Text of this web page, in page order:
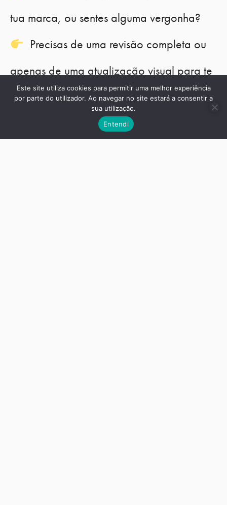
tua marca, ou sentes alguma vergonha?
Precisas de uma revisão completa ou
apenas de uma atualização visual para te
manteres atualizado?
Nós ajudamos a responder a estas perguntas,
Este site utiliza cookies para permitir uma melhor experiência
por parte do utilizador. Ao navegar no site estará a consentir a
sua utilização.
Entendi